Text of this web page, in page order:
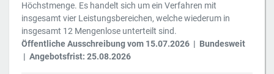
Höchstmenge. Es handelt sich um ein Verfahren mit
insgesamt vier Leistungsbereichen, welche wiederum in
insgesamt 12 Mengenlose unterteilt sind.
Öffentliche Ausschreibung vom 15.07.2026 | Bundesweit
| Angebotsfrist: 25.08.2026